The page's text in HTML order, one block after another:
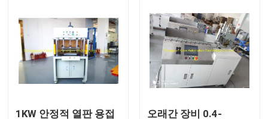
HF 플라스틱 용접 기계
초음파 플라스틱 용접 기계
PVC 플라스틱 용접 기계
1KW 안정적 열판 용접 오래간 장비 0.4-